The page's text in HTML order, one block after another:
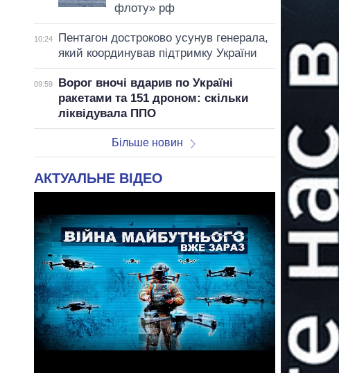
флоту» рф
10:24
Пентагон достроково усунув генерала,
який координував підтримку України
09:59
Ворог вночі вдарив по Україні
ракетами та 151 дроном: скільки
ліквідувала ППО
Більше новин
АКТУАЛЬНЕ ВІДЕО